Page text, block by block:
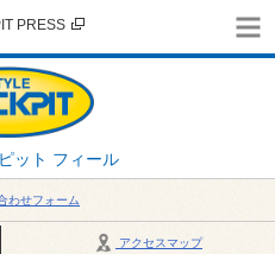
ット フィール
PRESS
わせフォーム
アクセスマップ